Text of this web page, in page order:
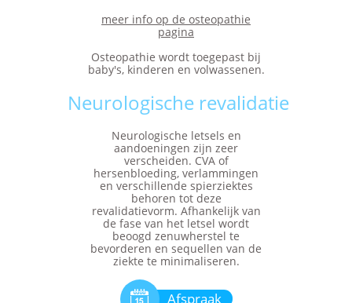
meer info op de osteopathie
pagina
Osteopathie wordt toegepast bij
baby's, kinderen en volwassenen.
Neurologische revalidatie
Neurologische letsels en
aandoeningen zijn zeer
verscheiden. CVA of
hersenbloeding, verlammingen
en verschillende spierziektes
behoren tot deze
revalidatievorm. Afhankelijk van
de fase van het letsel wordt
beoogd zenuwherstel te
bevorderen en sequellen van de
ziekte te minimaliseren.
Afspraak
